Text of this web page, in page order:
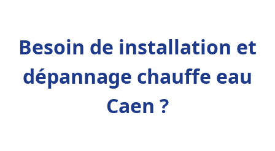
Besoin de installation et
dépannage chauffe eau
Caen ?